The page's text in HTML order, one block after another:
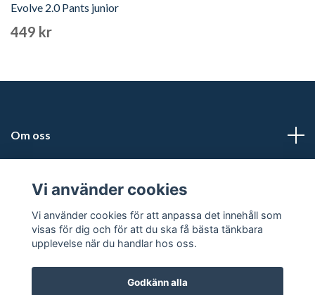
Evolve 2.0 Pants junior
449 kr
Om oss
Läs mer
Vi använder cookies
Vi använder cookies för att anpassa det innehåll som
visas för dig och för att du ska få bästa tänkbara
upplevelse när du handlar hos oss.
Godkänn alla